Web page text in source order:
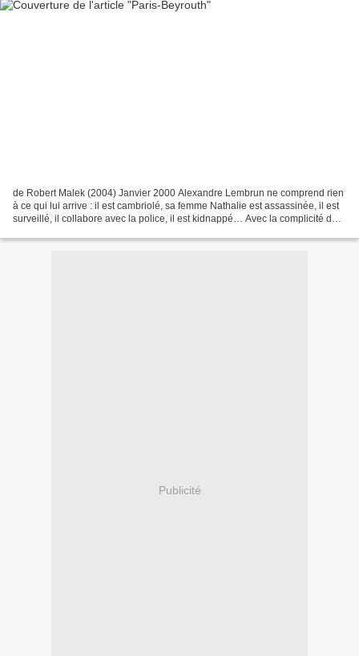
de Robert Malek (2004) Janvier 2000 Alexandre Lembrun ne comprend rien
à ce qui lui arrive : il est cambriolé, sa femme Nathalie est assassinée, il est
surveillé, il collabore avec la police, il est kidnappé… Avec la complicité de
Publicité